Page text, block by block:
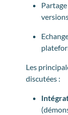
Les
discutées :